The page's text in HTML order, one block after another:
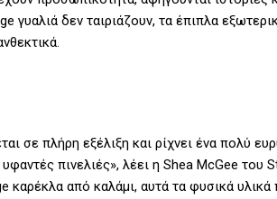
γυαλιά δεν ταιριάζουν, τα έπιπλα
σε πλήρη εξέλιξη και ρίχνει ένα πολύ
πινελιές», λέει η Shea McGee του
καρέκλα από καλάμι, αυτά τα φυσικά